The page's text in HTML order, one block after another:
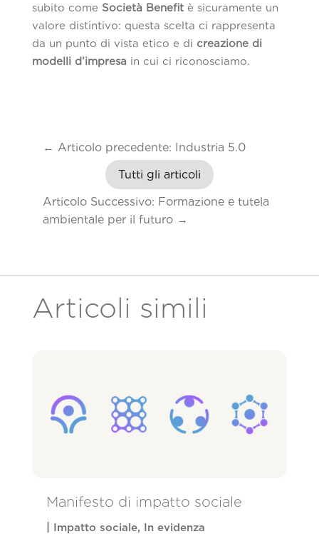
subito come Società Benefitè sicuramente un
valore distintivo: questa scelta ci rappresenta
da un punto di vista etico e di creazione di
modelli d’impresa in cui ci riconosciamo.
← Articolo precedente: Industria 5.0
Tutti gli articoli
Articolo Successivo: Formazione e tutela
ambientale per il futuro→
Articoli simili
Manifesto di impatto sociale
| Impatto sociale, In evidenza